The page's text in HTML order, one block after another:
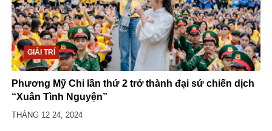
GIẢI TRÍ
Phương Mỹ Chi lần thứ 2 trở thành đại sứ chiến dịch
“Xuân Tình Nguyện”
THÁNG 12 24, 2024